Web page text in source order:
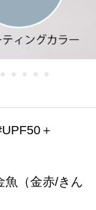
＋
魚（金赤/きん